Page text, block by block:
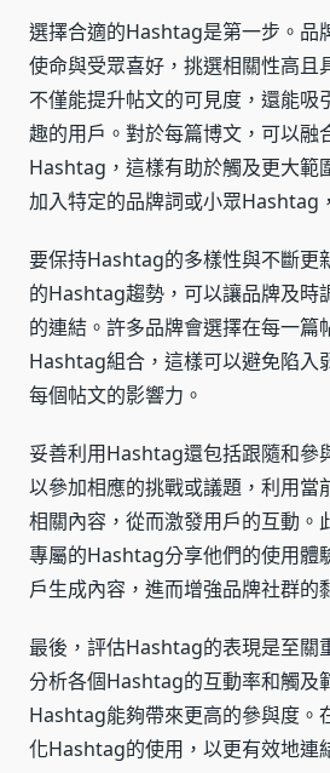
選擇合適的Hashtag是第一步。品
使命與受眾喜好，挑選相關性高
不僅能提升帖文的可見度，還能吸
趣的用戶。對於每篇博文，可以融
Hashtag，這樣有助於觸及更大範
加入特定的品牌詞或小眾Hashtag
要保持Hashtag的多樣性與不斷更
的Hashtag趨勢，可以讓品牌及時
的連結。許多品牌會選擇在每一篇
Hashtag組合，這樣可以避免陷入
每個帖文的影響力。
妥善利用Hashtag還包括跟隨和參
以參加相應的挑戰或議題，利用當
相關內容，從而激發用戶的互動。
專屬的Hashtag分享他們的使用體
戶生成內容，進而增強品牌社群的
最後，評估Hashtag的表現是至關
分析各個Hashtag的互動率和觸及
Hashtag能夠帶來更高的參與度。
化Hashtag的使用，以更有效地連